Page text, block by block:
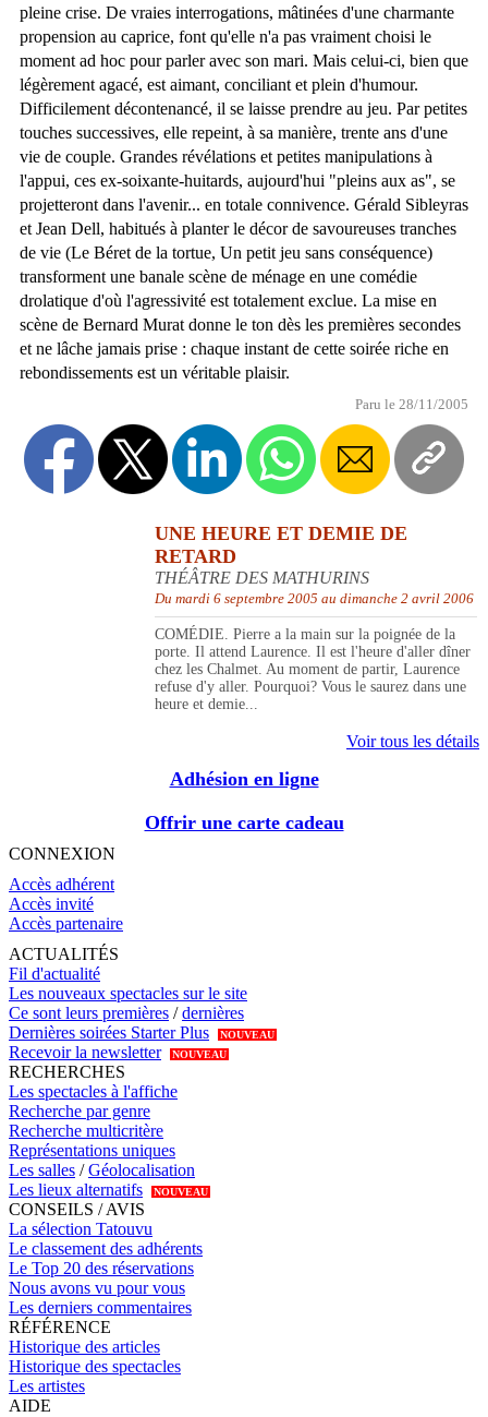
pleine crise. De vraies interrogations, mâtinées d'une charmante
propension au caprice, font qu'elle n'a pas vraiment choisi le
moment ad hoc pour parler avec son mari. Mais celui-ci, bien que
légèrement agacé, est aimant, conciliant et plein d'humour.
Difficilement décontenancé, il se laisse prendre au jeu. Par petites
touches successives, elle repeint, à sa manière, trente ans d'une
vie de couple. Grandes révélations et petites manipulations à
l'appui, ces ex-soixante-huitards, aujourd'hui "pleins aux as", se
projetteront dans l'avenir... en totale connivence. Gérald Sibleyras
et Jean Dell, habitués à planter le décor de savoureuses tranches
de vie (Le Béret de la tortue, Un petit jeu sans conséquence)
transforment une banale scène de ménage en une comédie
drolatique d'où l'agressivité est totalement exclue. La mise en
scène de Bernard Murat donne le ton dès les premières secondes
et ne lâche jamais prise : chaque instant de cette soirée riche en
rebondissements est un véritable plaisir.
Paru le 28/11/2005
UNE HEURE ET DEMIE DE
RETARD
THÉÂTRE DES MATHURINS
Du mardi 6 septembre 2005 au dimanche 2 avril 2006
COMÉDIE. Pierre a la main sur la poignée de la
porte. Il attend Laurence. Il est l'heure d'aller dîner
chez les Chalmet. Au moment de partir, Laurence
refuse d'y aller. Pourquoi? Vous le saurez dans une
heure et demie...
Voir tous les détails
Adhésion en ligne
Offrir une carte cadeau
CONNEXION
Accès adhérent
Accès invité
Accès partenaire
ACTUALITÉS
Fil d'actualité
Les nouveaux spectacles sur le site
Ce sont leurs premières /dernières
Dernières soirées Starter Plus
NOUVEAU
Recevoir la newsletter NOUVEAU
RECHERCHES
Les spectacles à l'affiche
Recherche par genre
Recherche multicritère
Représentations uniques
Les salles /Géolocalisation
Les lieux alternatifs
NOUVEAU
CONSEILS / AVIS
La sélection Tatouvu
Le classement des adhérents
Le Top 20 des réservations
Nous avons vu pour vous
Les derniers commentaires
RÉFÉRENCE
Historique des articles
Historique des spectacles
Les artistes
AIDE